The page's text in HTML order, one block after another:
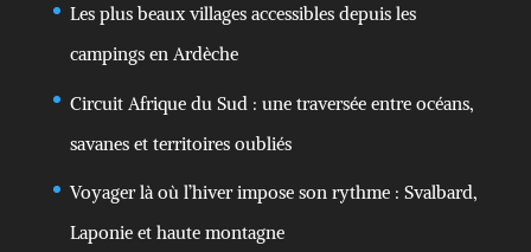
Les plus beaux villages accessibles depuis les
campings en Ardèche
Circuit Afrique du Sud : une traversée entre océans,
savanes et territoires oubliés
Voyager là où l’hiver impose son rythme : Svalbard,
Laponie et haute montagne